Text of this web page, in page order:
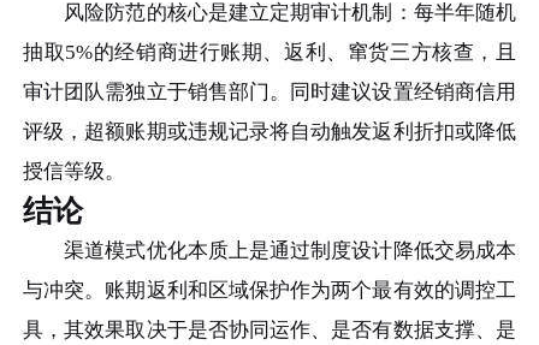
风险防范的核心是建立定期审计机制：每半年随机
抽取5%的经销商进行账期、返利、窜货三方核查，且
审计团队需独立于销售部门。同时建议设置经销商信用
评级，超额账期或违规记录将自动触发返利折扣或降低
授信等级。
结论
渠道模式优化本质上是通过制度设计降低交易成本
与冲突。账期返利和区域保护作为两个最有效的调控工
具，其效果取决于是否协同运作、是否有数据支撑、是